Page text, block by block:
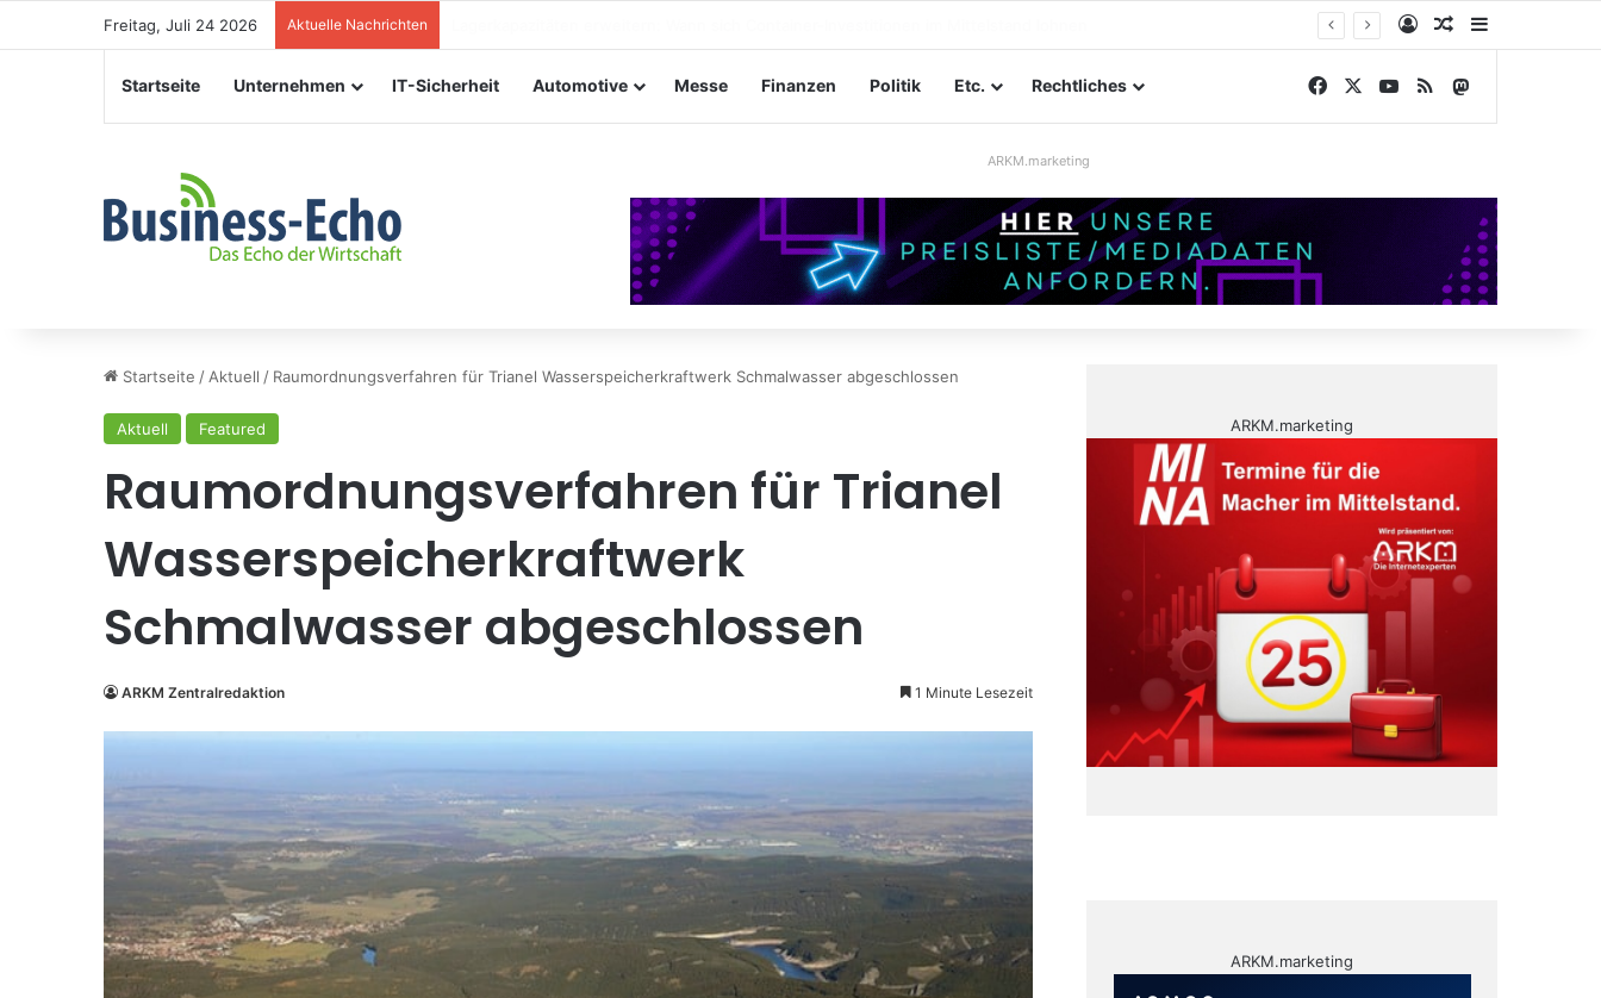
Freitag, Juli 24 2026 Aktuelle Nachrichten AnmeldenZufälliger
Startseite Unternehmen IT-Sicherheit Automotive Messe Finanzen Politik Etc. Rechtliches Facebook YouTube
RSS
ARKM.marketing
Startseite / Aktuell / Raumordnungsverfahren für Trianel Wasserspeicherkraftwerk Schmalwasser abgeschlossen
Aktuell Featured
Raumordnungsverfahren für Trianel
Wasserspeicherkraftwerk
Schmalwasser abgeschlossen
ARKM Zentralredaktion 1 Minute Lesezeit
ARKM.marketing
ARKM.marketing